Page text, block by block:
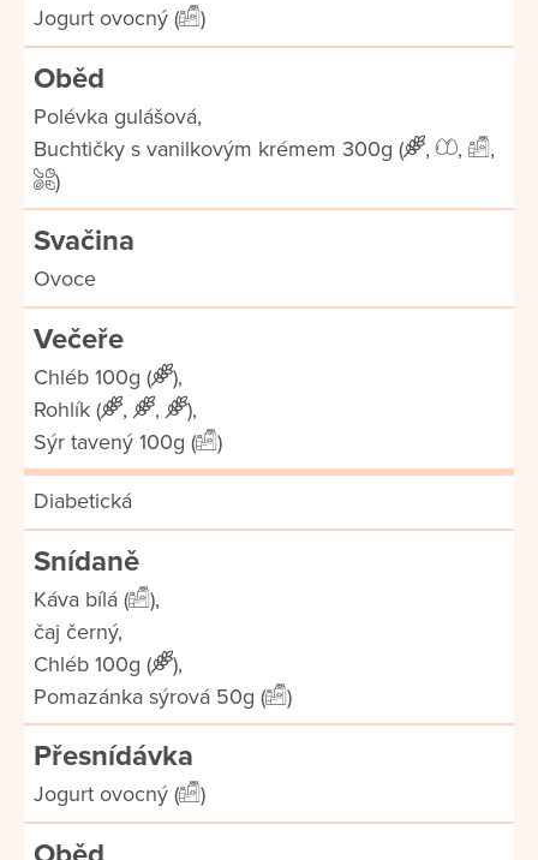
Jogurt ovocný ( )
Oběd
Polévka gulášová,
Buchtičky s vanilkovým krémem 300g (
, ,
,
)
Svačina
Ovoce
Večeře
Chléb 100g (
),
Rohlík (
, ,
),
Sýr tavený 100g (
)
Diabetická
Snídaně
Káva bílá (
),
čaj černý,
Chléb 100g (
),
Pomazánka sýrová 50g (
)
Přesnídávka
Jogurt ovocný ( )